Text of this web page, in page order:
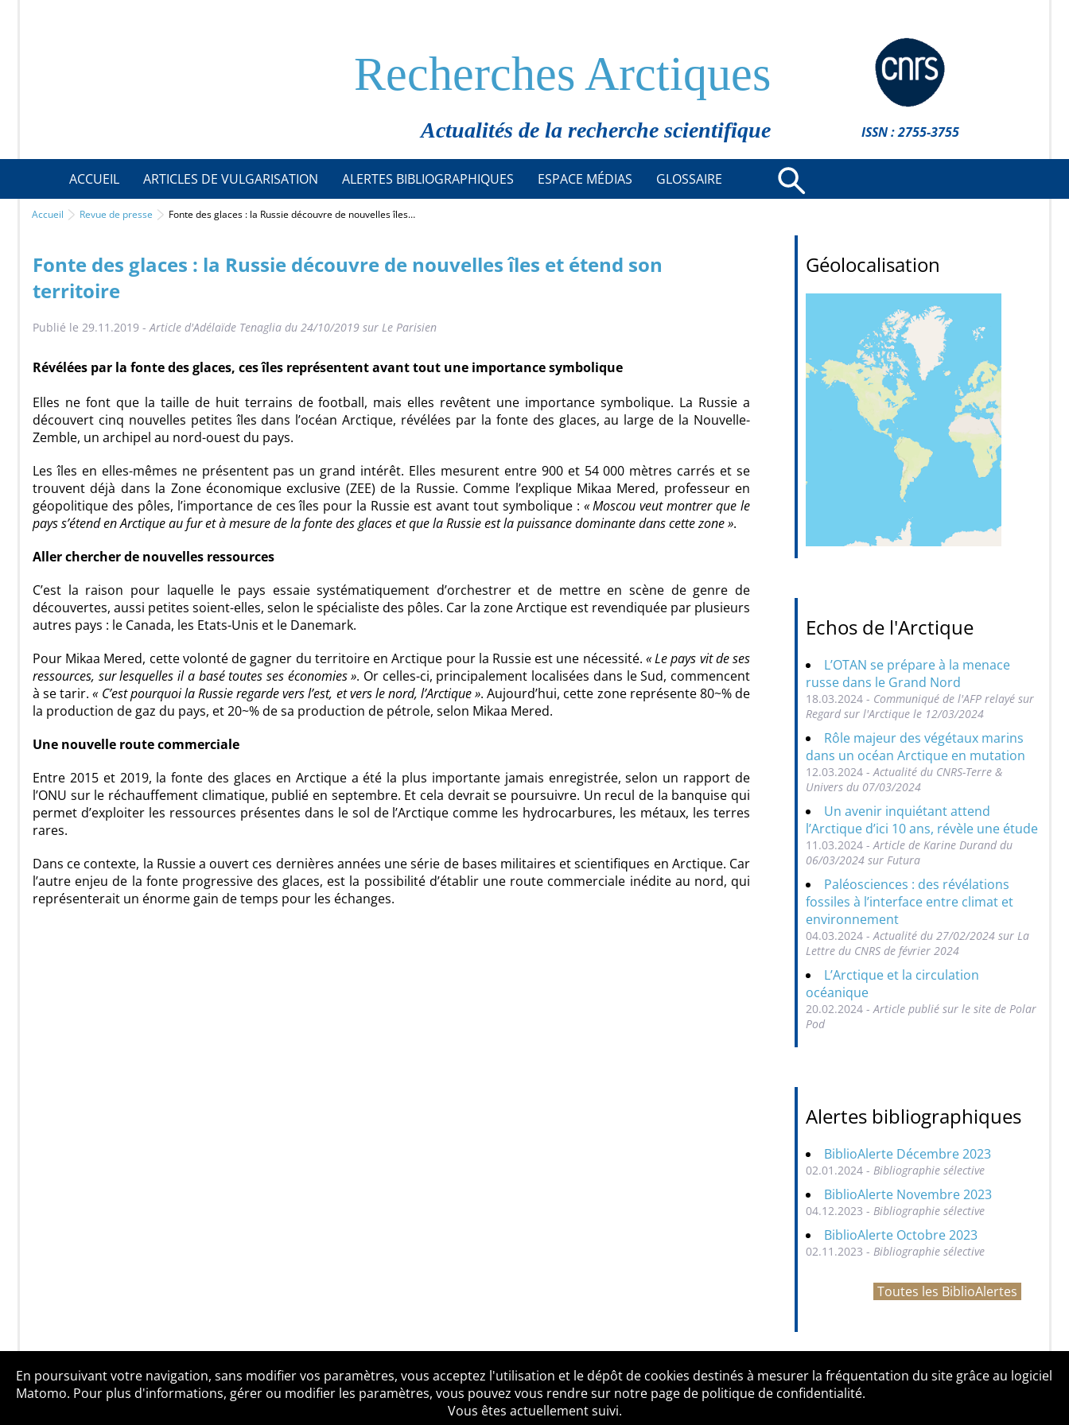
Recherches Arctiques
Actualités de la recherche scientifique ISSN : 2755-3755
ACCUEIL ARTICLES DE VULGARISATION ALERTES BIBLIOGRAPHIQUES ESPACE MÉDIAS GLOSSAIRE
Accueil Revue de presse Fonte des glaces : la Russie découvre de nouvelles îles…
Fonte des glaces : la Russie découvre de nouvelles îles et étend son
territoire
Publié le 29.11.2019 -Article d'Adélaïde Tenaglia du 24/10/2019 sur Le Parisien
Révélées par la fonte des glaces, ces îles représentent avant tout une importance symbolique
Elles ne font que la taille de huit terrains de football, mais elles revêtent une importance symbolique. La Russie a
découvert cinq nouvelles petites îles dans l’océan Arctique, révélées par la fonte des glaces, au large de la Nouvelle-
Zemble, un archipel au nord-ouest du pays.
Les îles en elles-mêmes ne présentent pas un grand intérêt. Elles mesurent entre 900 et 54 000 mètres carrés et se
trouvent déjà dans la Zone économique exclusive (ZEE) de la Russie. Comme l’explique Mikaa Mered, professeur en
géopolitique des pôles, l’importance de ces îles pour la Russie est avant tout symbolique : « Moscou veut montrer que le
pays s’étend en Arctique au fur et à mesure de la fonte des glaces et que la Russie est la puissance dominante dans cette zone ».
Aller chercher de nouvelles ressources
C’est la raison pour laquelle le pays essaie systématiquement d’orchestrer et de mettre en scène de genre de
découvertes, aussi petites soient-elles, selon le spécialiste des pôles. Car la zone Arctique est revendiquée par plusieurs
autres pays : le Canada, les Etats-Unis et le Danemark.
Pour Mikaa Mered, cette volonté de gagner du territoire en Arctique pour la Russie est une nécessité. « Le pays vit de ses
ressources, sur lesquelles il a basé toutes ses économies ». Or celles-ci, principalement localisées dans le Sud, commencent
à se tarir.« C’est pourquoi la Russie regarde vers l’est, et vers le nord, l’Arctique ». Aujourd’hui, cette zone représente 80~% de
la production de gaz du pays, et 20~% de sa production de pétrole, selon Mikaa Mered.
Une nouvelle route commerciale
Entre 2015 et 2019, la fonte des glaces en Arctique a été la plus importante jamais enregistrée, selon un rapport de
l’ONU sur le réchauffement climatique, publié en septembre. Et cela devrait se poursuivre. Un recul de la banquise qui
permet d’exploiter les ressources présentes dans le sol de l’Arctique comme les hydrocarbures, les métaux, les terres
rares.
Dans ce contexte, la Russie a ouvert ces dernières années une série de bases militaires et scientifiques en Arctique. Car
l’autre enjeu de la fonte progressive des glaces, est la possibilité d’établir une route commerciale inédite au nord, qui
représenterait un énorme gain de temps pour les échanges.
Géolocalisation
Echos de l'Arctique
L’OTAN se prépare à la menace
russe dans le Grand Nord
18.03.2024 - Communiqué de l'AFP relayé sur
Regard sur l'Arctique le 12/03/2024
Rôle majeur des végétaux marins
dans un océan Arctique en mutation
12.03.2024 - Actualité du CNRS-Terre &
Univers du 07/03/2024
Un avenir inquiétant attend
l’Arctique d’ici 10 ans, révèle une étude
11.03.2024 - Article de Karine Durand du
06/03/2024 sur Futura
Paléosciences : des révélations
fossiles à l’interface entre climat et
environnement
04.03.2024 - Actualité du 27/02/2024 sur La
Lettre du CNRS de février 2024
L’Arctique et la circulation
océanique
20.02.2024 - Article publié sur le site de Polar
Pod
Alertes bibliographiques
BiblioAlerte Décembre 2023
02.01.2024 - Bibliographie sélective
BiblioAlerte Novembre 2023
04.12.2023 - Bibliographie sélective
BiblioAlerte Octobre 2023
02.11.2023 - Bibliographie sélective
Toutes les BiblioAlertes
Qui sommes-nous ? Mentions légales Accessibilité Politique de confidentialité Contact
En poursuivant votre navigation, sans modifier vos paramètres, vous acceptez l'utilisation et le dépôt de cookies destinés à mesurer la fréquentation du site grâce au logiciel
Matomo. Pour plus d'informations, gérer ou modifier les paramètres, vous pouvez vous rendre sur notre page de politique de confidentialité.
Vous êtes actuellement suivi.